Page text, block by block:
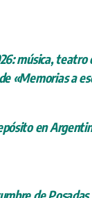
música,
«Memorias a
en